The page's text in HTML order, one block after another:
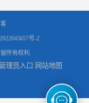
号-2
所有权利.
理员入口 网站地图